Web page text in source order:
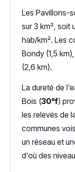
Les Pavillons-
sur 3 km², soit
hab/km². Les
Bondy (1,5
(2,6 km).
La dureté de
Bois (30°f)
les relevés de
communes
un réseau et
d'où des